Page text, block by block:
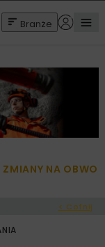
Branże
ZMIANY NA
< Cofnij